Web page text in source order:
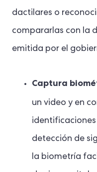
dactilares o
compararlas con la
emitida por el
Captura
un video y en
detección de
la biometría